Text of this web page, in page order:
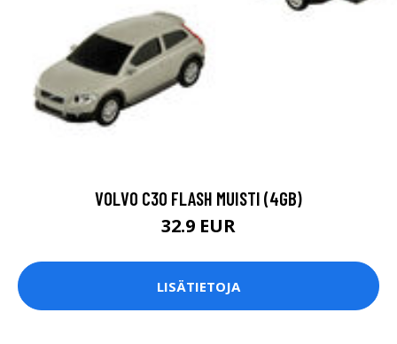
VOLVO C30 FLASH MUISTI (4GB)
32.9 EUR
LISÄTIETOJA